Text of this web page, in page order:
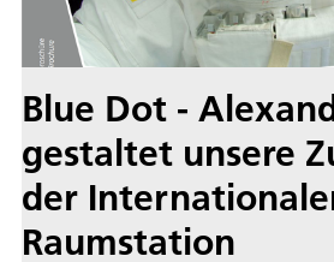
Blue Dot -
gestaltet unsere
der
Raumstation